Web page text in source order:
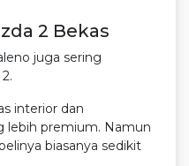
2 Bekas
juga sering
interior dan
lebih premium. Namun
biasanya sedikit